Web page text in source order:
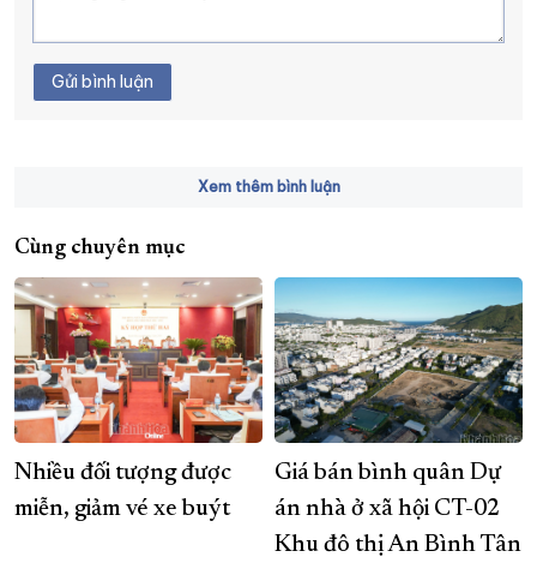
Gửi bình luận
Xem thêm bình luận
Cùng chuyên mục
Nhiều đối tượng được
miễn, giảm vé xe buýt
Giá bán bình quân Dự
án nhà ở xã hội CT-02
Khu đô thị An Bình Tân